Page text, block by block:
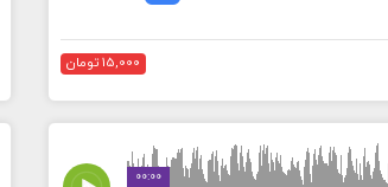
15,000 تومان
00:00
MEDIA_ELEMENT_ERROR: